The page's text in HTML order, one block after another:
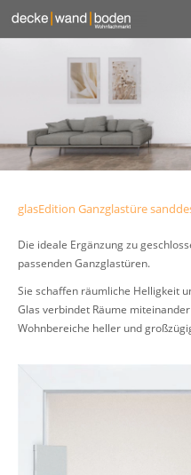
glasEdition Ganzglastüre
Die ideale Ergänzung zu
passenden Ganzglastüren.
Sie schaffen räumliche Helligkeit
Glas verbindet Räume
Wohnbereiche heller und